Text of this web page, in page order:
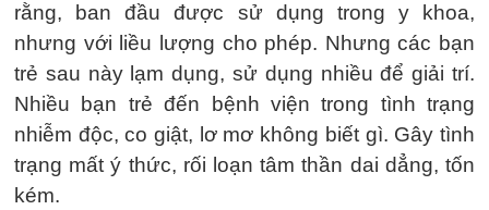
rằng, ban đầu được sử dụng trong y khoa,
nhưng với liều lượng cho phép. Nhưng các bạn
trẻ sau này lạm dụng, sử dụng nhiều để giải trí.
Nhiều bạn trẻ đến bệnh viện trong tình trạng
nhiễm độc, co giật, lơ mơ không biết gì. Gây tình
trạng mất ý thức, rối loạn tâm thần dai dẳng, tốn
kém.